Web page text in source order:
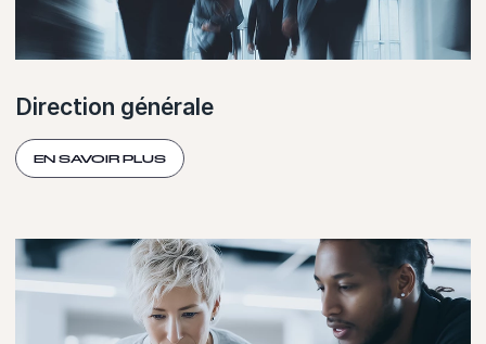
Direction générale
EN SAVOIR PLUS